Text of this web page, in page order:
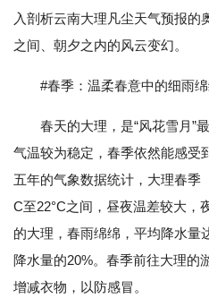
入剖析云南大理凡尘天气预报的
之间、朝夕之内的风云变幻。
#春季：温柔春意中的细雨
春天的大理，是“风花雪月”
气温较为稳定，春季依然能感受
五年的气象数据统计，大理春季
C至22°C之间，昼夜温差较大，
的大理，春雨绵绵，平均降水量
降水量的20%。春季前往大理的
增减衣物，以防感冒。